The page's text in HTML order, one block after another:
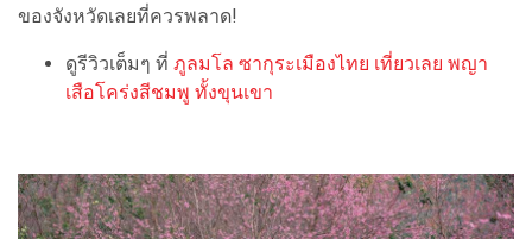
ของจังหวัดเลยที่ควรพลาด!
ดูรีวิวเต็มๆ ที่ ภูลมโล ซากุระเมืองไทย เที่ยวเลย พญา
เสือโคร่งสีชมพู ทั้งขุนเขา